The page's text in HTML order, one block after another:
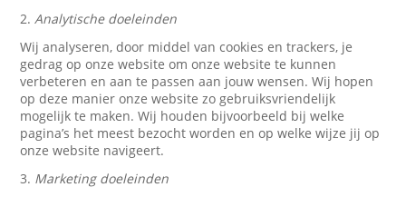
2.Analytische doeleinden
Wij analyseren, door middel van cookies en trackers, je
gedrag op onze website om onze website te kunnen
verbeteren en aan te passen aan jouw wensen. Wij hopen
op deze manier onze website zo gebruiksvriendelijk
mogelijk te maken. Wij houden bijvoorbeeld bij welke
pagina’s het meest bezocht worden en op welke wijze jij op
onze website navigeert.
3. Marketing doeleinden